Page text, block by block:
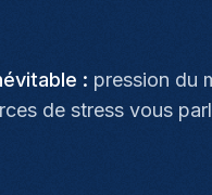
: pression du
de stress vous